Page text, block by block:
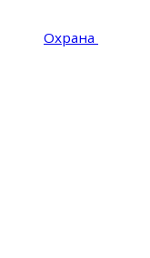
Охрана